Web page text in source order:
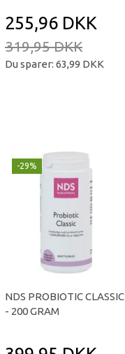
255,96 DKK
319,95 DKK
Du sparer: 63,99 DKK
-29%
NDS PROBIOTIC CLASSIC
- 200 GRAM